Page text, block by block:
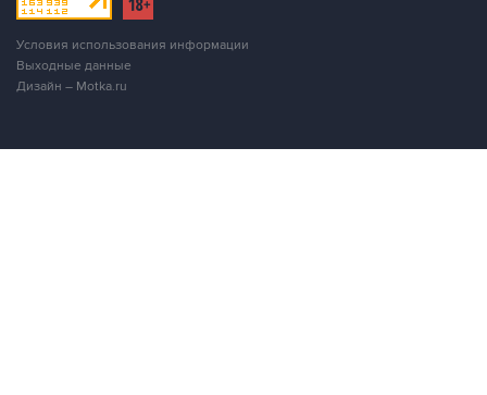
Условия использования информации
Выходные данные
Дизайн – Motka.ru